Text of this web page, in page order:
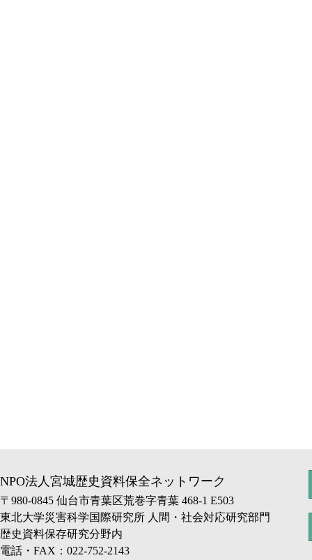
NPO法人宮城歴史資料保全ネットワーク
〒980-0845 仙台市青葉区荒巻字青葉 468-1 E503
東北大学災害科学国際研究所 人間・社会対応研究部門
歴史資料保存研究分野内
電話・FAX：022-752-2143